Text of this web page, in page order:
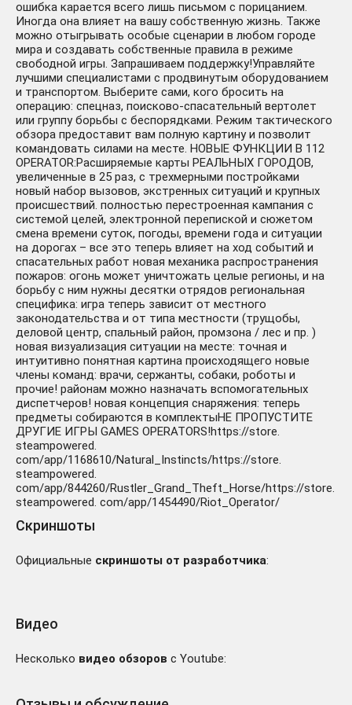
ошибка карается всего лишь письмом с порицанием.
Иногда она влияет на вашу собственную жизнь. Также
можно отыгрывать особые сценарии в любом городе
мира и создавать собственные правила в режиме
свободной игры. Запрашиваем поддержку!Управляйте
лучшими специалистами с продвинутым оборудованием
и транспортом. Выберите сами, кого бросить на
операцию: спецназ, поисково-спасательный вертолет
или группу борьбы с беспорядками. Режим тактического
обзора предоставит вам полную картину и позволит
командовать силами на месте. НОВЫЕ ФУНКЦИИ В 112
OPERATOR:Расширяемые карты РЕАЛЬНЫХ ГОРОДОВ,
увеличенные в 25 раз, с трехмерными постройками
новый набор вызовов, экстренных ситуаций и крупных
происшествий. полностью перестроенная кампания с
системой целей, электронной перепиской и сюжетом
смена времени суток, погоды, времени года и ситуации
на дорогах – все это теперь влияет на ход событий и
спасательных работ новая механика распространения
пожаров: огонь может уничтожать целые регионы, и на
борьбу с ним нужны десятки отрядов региональная
специфика: игра теперь зависит от местного
законодательства и от типа местности (трущобы,
деловой центр, спальный район, промзона / лес и пр. )
новая визуализация ситуации на месте: точная и
интуитивно понятная картина происходящего новые
члены команд: врачи, сержанты, собаки, роботы и
прочие! районам можно назначать вспомогательных
диспетчеров! новая концепция снаряжения: теперь
предметы собираются в комплектыНЕ ПРОПУСТИТЕ
ДРУГИЕ ИГРЫ GAMES OPERATORS!https://store.
steampowered.
com/app/1168610/Natural_Instincts/https://store.
steampowered.
com/app/844260/Rustler_Grand_Theft_Horse/https://store.
steampowered. com/app/1454490/Riot_Operator/
Скриншоты
Официальные скриншоты от разработчика:
Видео
Несколько видео обзоров с Youtube: